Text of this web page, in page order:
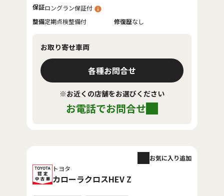
保証ロングラン保証付
整備定期点検整備付 修復歴なし
お取り寄せ車両
各種お問合せ
※お近くの店舗をお選びください
お電話でお問合せ
トヨタ
カローラクロスHEV Z
お気に入り追加